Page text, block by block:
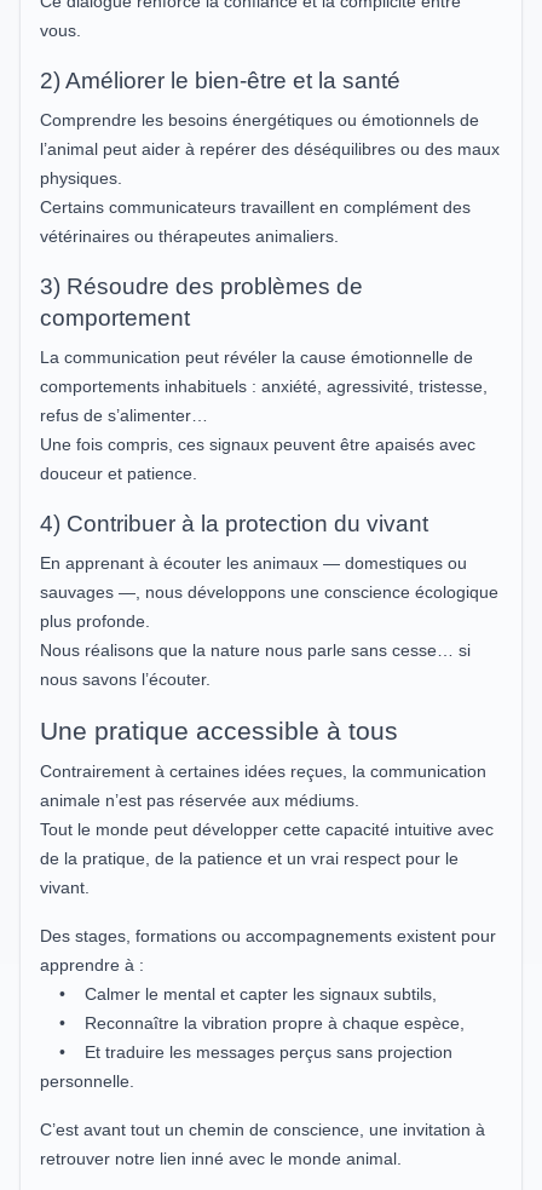
vous.
2) Améliorer le bien-être et la santé
Comprendre les besoins énergétiques ou émotionnels de
l’animal peut aider à repérer des déséquilibres ou des maux
physiques.
Certains communicateurs travaillent en complément des
vétérinaires ou thérapeutes animaliers.
3) Résoudre des problèmes de
comportement
La communication peut révéler la cause émotionnelle de
comportements inhabituels : anxiété, agressivité, tristesse,
refus de s’alimenter…
Une fois compris, ces signaux peuvent être apaisés avec
douceur et patience.
4) Contribuer à la protection du vivant
En apprenant à écouter les animaux — domestiques ou
sauvages —, nous développons une conscience écologique
plus profonde.
Nous réalisons que la nature nous parle sans cesse… si
nous savons l’écouter.
Une pratique accessible à tous
Contrairement à certaines idées reçues, la communication
animale n’est pas réservée aux médiums.
Tout le monde peut développer cette capacité intuitive avec
de la pratique, de la patience et un vrai respect pour le
vivant.
Des stages, formations ou accompagnements existent pour
apprendre à :
• Calmer le mental et capter les signaux subtils,
• Reconnaître la vibration propre à chaque espèce,
• Et traduire les messages perçus sans projection
personnelle.
C’est avant tout un chemin de conscience, une invitation à
retrouver notre lien inné avec le monde animal.